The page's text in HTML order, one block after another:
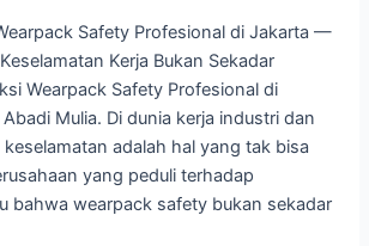
Safety Profesional di Jakarta —
Kerja Bukan Sekadar
Wearpack Safety Profesional di
Mulia. Di dunia kerja industri dan
adalah hal yang tak bisa
yang peduli terhadap
bahwa wearpack safety bukan sekadar